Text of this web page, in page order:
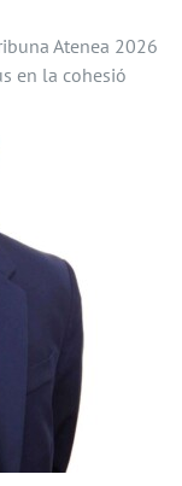
Atenea 2026
en la cohesió